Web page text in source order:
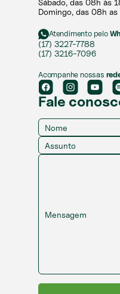
Domingo, das 08h as
Atendimento pelo
(17) 3227-7788
(17) 3216-7096
Acompanhe nossas
Fale